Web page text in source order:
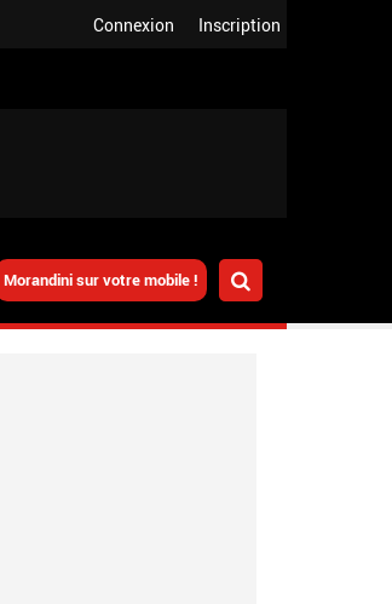
Inscription
Connexion
Morandini sur votre mobile !